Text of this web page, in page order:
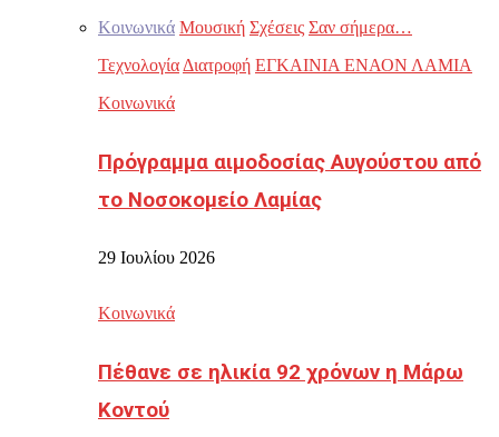
Κοινωνικά Μουσική Σχέσεις Σαν σήμερα…
Τεχνολογία Διατροφή ΕΓΚΑΙΝΙΑ ΕΝΑΟΝ ΛΑΜΙΑ
Κοινωνικά
Πρόγραμμα αιμοδοσίας Αυγούστου από
το Νοσοκομείο Λαμίας
29 Ιουλίου 2026
Κοινωνικά
Πέθανε σε ηλικία 92 χρόνων η Μάρω
Κοντού